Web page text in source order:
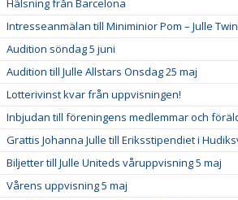
Hälsning från Barcelona
Intresseanmälan till Miniminior Pom – Julle
Audition söndag 5 juni
Audition till Julle Allstars Onsdag 25 maj
Lotterivinst kvar från uppvisningen!
Inbjudan till föreningens medlemmar och
Grattis Johanna Julle till Eriksstipendiet i
Biljetter till Julle Uniteds våruppvisning 5 maj
Vårens uppvisning 5 maj